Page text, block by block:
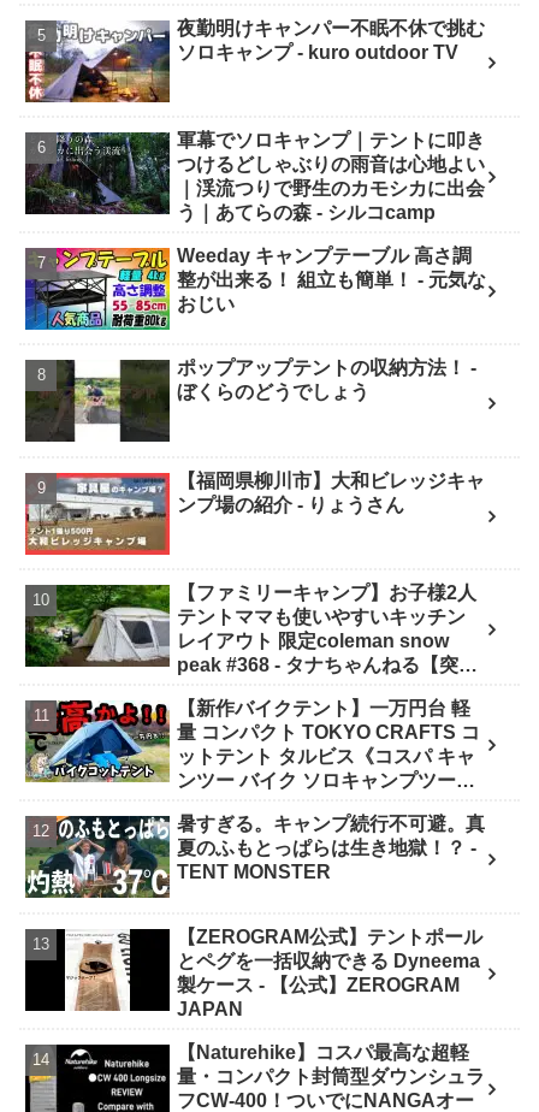
夜勤明けキャンパー不眠不休で挑む
ソロキャンプ - kuro outdoor TV
軍幕でソロキャンプ｜テントに叩き
つけるどしゃぶりの雨音は心地よい
｜渓流つりで野生のカモシカに出会
う｜あてらの森 - シルコcamp
Weeday キャンプテーブル 高さ調
整が出来る！ 組立も簡単！ - 元気な
おじい
ポップアップテントの収納方法！ -
ぼくらのどうでしょう
【福岡県柳川市】大和ビレッジキャ
ンプ場の紹介 - りょうさん
【ファミリーキャンプ】お子様2人
テントママも使いやすいキッチン
レイアウト 限定coleman snow
peak #368 - タナちゃんねる【突撃
【新作バイクテント】一万円台 軽
量 コンパクト TOKYO CRAFTS コ
ットテント タルビス《コスパ キャ
ンツー バイク ソロキャンプツーリ
リー 選び方》 - ｺﾝﾊﾟｸﾄｷﾞｱ紹介★バ
イク野営部
暑すぎる。キャンプ続行不可避。真
夏のふもとっぱらは生き地獄！？ -
TENT MONSTER
【ZEROGRAM公式】テントポール
とペグを一括収納できる Dyneema
製ケース - 【公式】ZEROGRAM
JAPAN
【Naturehike】コスパ最高な超軽
量・コンパクト封筒型ダウンシュラ
フCW-400！ついでにNANGAオー